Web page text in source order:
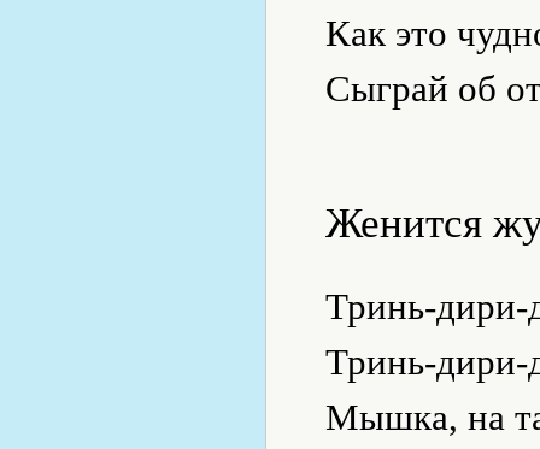
Как это
Сыграй об
Женится
Тринь-дири-
Тринь-дири-
Мышка, на